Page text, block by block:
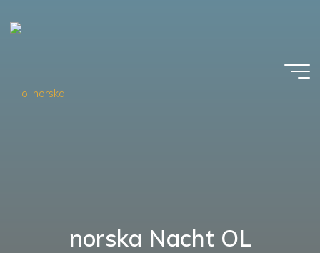
Inhalt
springen
norska Nacht OL